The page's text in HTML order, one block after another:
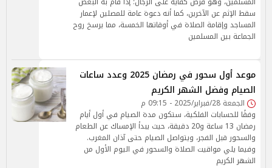
سقط الإثم عن الآخرين، كما أنه دعوة عامة للمصلين لإعمار
المساجد وإقامة الصلاة في أوقاتها الخمسة، مما يرسخ روح
الجماعة بين المسلمين
موعد أول سحور في رمضان 2025 وعدد ساعات
الصيام وفضل الشهر الكريم
الجمعة 28/فبراير/2025 - 09:15 م
وفقًا للحسابات الفلكية، ستكون مدة الصيام في أول أيام
رمضان 13 ساعة و20 دقيقة، حيث يبدأ الإمساك عن الطعام
والسحور قبل الفجر، ويتواصل الصيام حتى آذان المغرب.
وفيما يلي مواقيت الصلاة والسحور في اليوم الأول من
الشهر الكريم